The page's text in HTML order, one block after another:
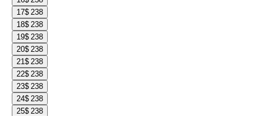
17$ 238
18$ 238
19$ 238
20$ 238
21$ 238
22$ 238
23$ 238
24$ 238
25$ 238